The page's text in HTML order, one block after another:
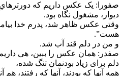
صفورا: یک عکس داریم که دورترهایِ
دیوار، مشغول نگاه بود.
وقتی عکس ظاهر شد، پدرم خدا
هست”.
و من در دلم قند آب شد.
صفدر: همان عکس را ببین، هی
دلم برای زیاد بودنمان تنگ شده،
همه آنها که بودند، آنها که رفتند، هم